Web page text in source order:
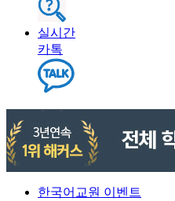
실시간
카톡
한국어교원 이벤트